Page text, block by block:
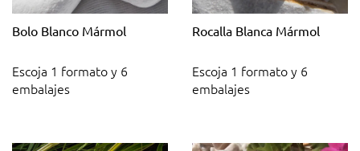
Bolo Blanco Mármol
Escoja 1 formato y 6
embalajes
Rocalla Blanca Mármol
Escoja 1 formato y 6
embalajes